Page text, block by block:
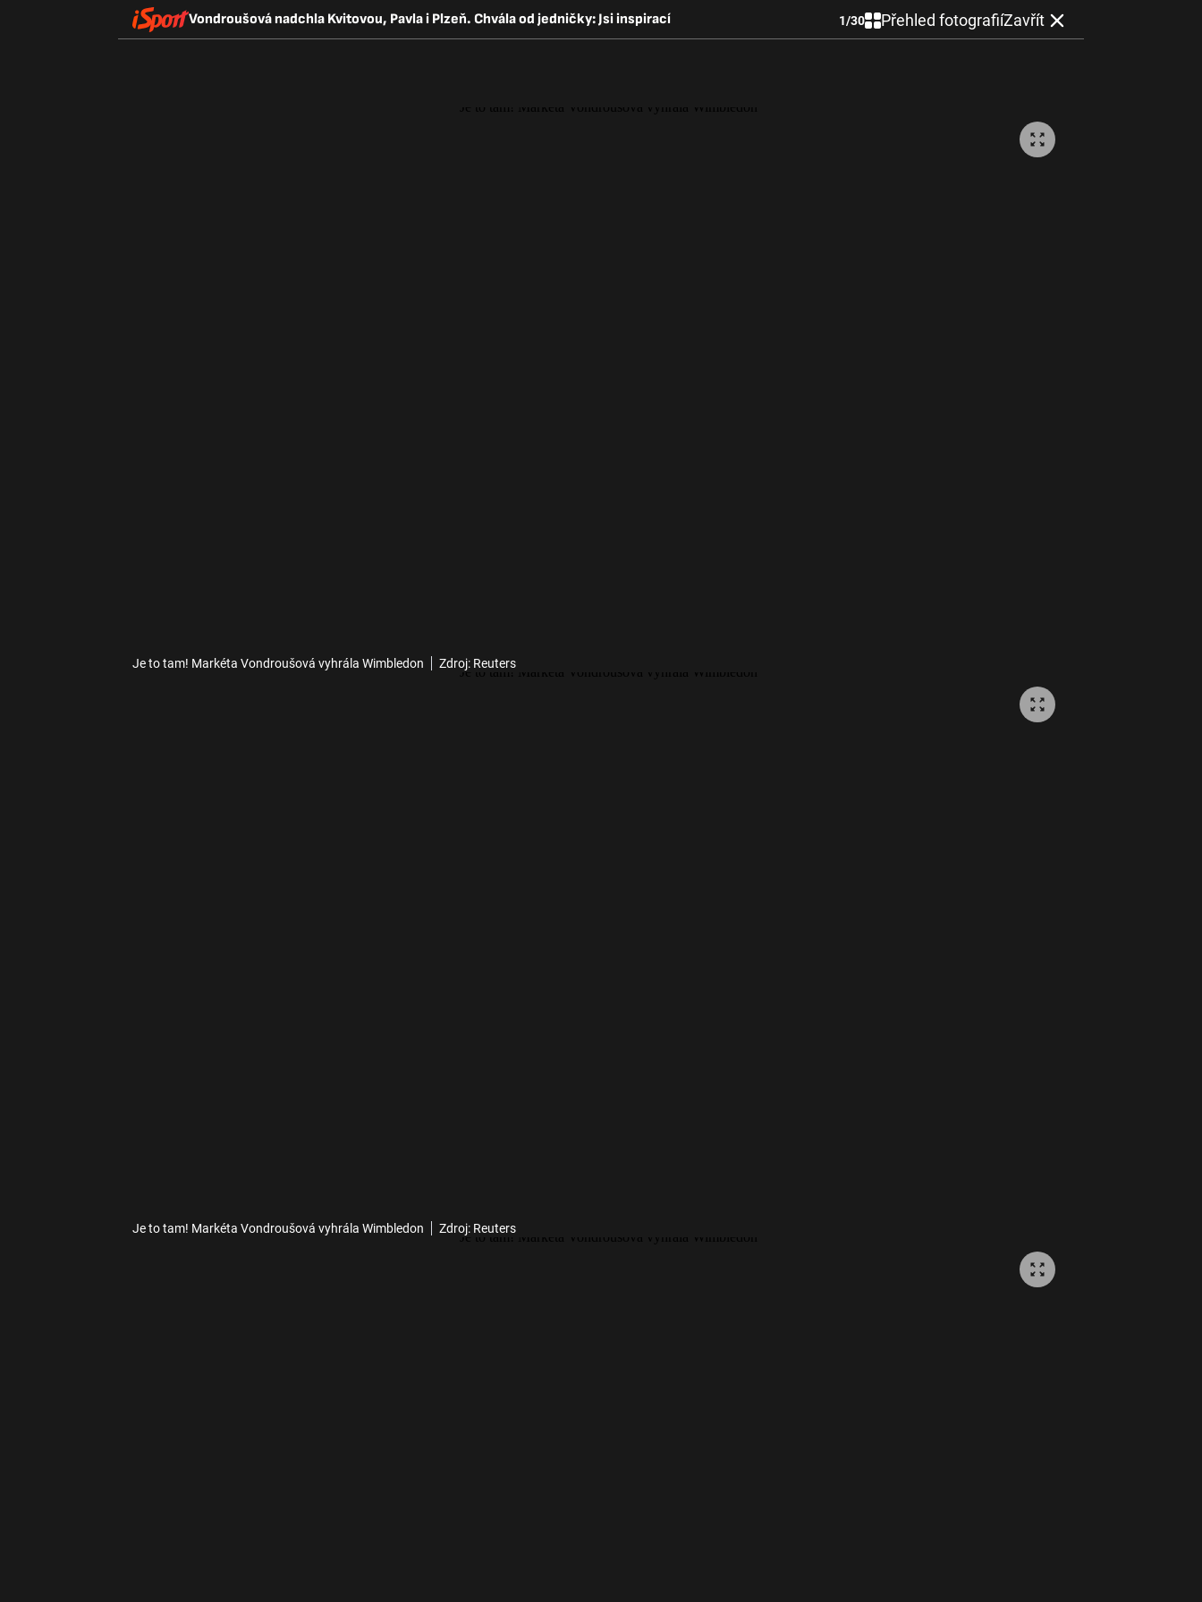
Vondroušová nadchla Kvitovou, Pavla i Plzeň. Chvála od jedničky: Jsi inspirací 1/30 Přehled fotografiíZavřít
Je to tam! Markéta Vondroušová vyhrála Wimbledon Zdroj: Reuters
Je to tam! Markéta Vondroušová vyhrála Wimbledon Zdroj: Reuters